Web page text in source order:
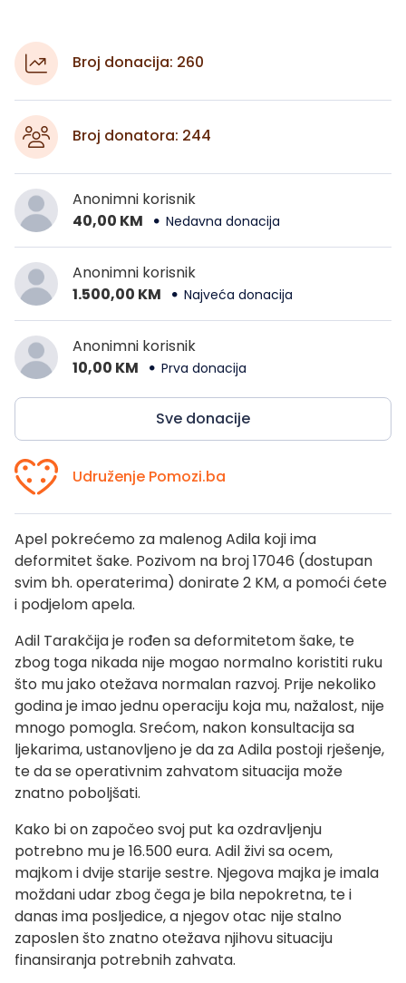
Broj donacija: 260
Broj donatora: 244
Anonimni korisnik
40,00 KM
Nedavna donacija
Anonimni korisnik
1.500,00 KM
Najveća donacija
Anonimni korisnik
10,00 KM
Prva donacija
Sve donacije
Udruženje Pomozi.ba
Apel pokrećemo za malenog Adila koji ima
deformitet šake. Pozivom na broj 17046 (dostupan
svim bh. operaterima) donirate 2 KM, a pomoći ćete
i podjelom apela.
Adil Tarakčija je rođen sa deformitetom šake, te
zbog toga nikada nije mogao normalno koristiti ruku
što mu jako otežava normalan razvoj. Prije nekoliko
godina je imao jednu operaciju koja mu, nažalost, nije
mnogo pomogla. Srećom, nakon konsultacija sa
ljekarima, ustanovljeno je da za Adila postoji rješenje,
te da se operativnim zahvatom situacija može
znatno poboljšati.
Kako bi on započeo svoj put ka ozdravljenju
potrebno mu je 16.500 eura. Adil živi sa ocem,
majkom i dvije starije sestre. Njegova majka je imala
moždani udar zbog čega je bila nepokretna, te i
danas ima posljedice, a njegov otac nije stalno
zaposlen što znatno otežava njihovu situaciju
finansiranja potrebnih zahvata.